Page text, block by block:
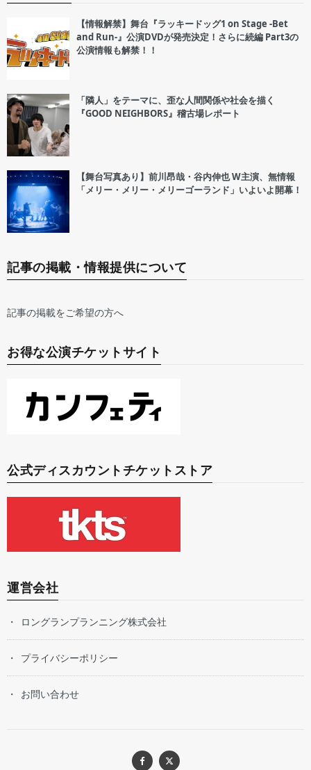
【情報解禁】舞台『ラッキードッグ1 on Stage -Bet
and Run-』公演DVDが発売決定！さらに続編 Part3の
公演情報も解禁！！
「隣人」をテーマに、歪な人間関係や社会を描く
『GOOD NEIGHBORS』稽古場レポート
【舞台写真あり】前川昂哉・谷内伸也 W主演、無情報
「メリー・メリー・メリーゴーランド」いよいよ開幕！
記事の掲載・情報提供について
記事の掲載をご希望の方へ
お得な公演チケットサイト
公式ディスカウントチケットストア
運営会社
ロングランプランニング株式会社
プライバシーポリシー
お問い合わせ